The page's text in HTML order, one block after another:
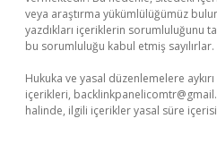
veya araştırma yükümlülüğümüz
yazdıkları içeriklerin sorumluluğunu
bu sorumluluğu kabul etmiş sayılırlar.
Hukuka ve yasal düzenlemelere
içerikleri,
halinde, ilgili içerikler yasal süre